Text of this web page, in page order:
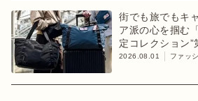
街でも旅でもキ
ア派の心を掴む
定コレクション”
2026.08.01 ファッ